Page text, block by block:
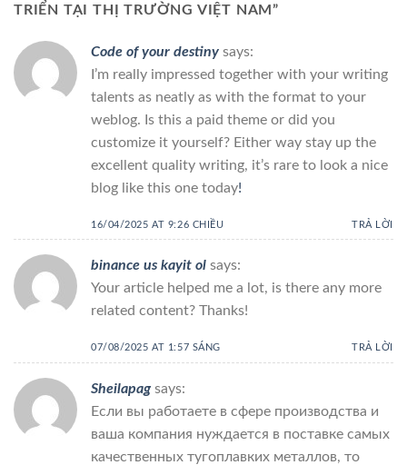
TRIỂN TẠI THỊ TRƯỜNG VIỆT NAM”
Code of your destiny says:
I’m really impressed together with your writing
talents as neatly as with the format to your
weblog. Is this a paid theme or did you
customize it yourself? Either way stay up the
excellent quality writing, it’s rare to look a nice
blog like this one today!
16/04/2025 AT 9:26 CHIỀU TRẢ LỜI
binance us kayit ol says:
Your article helped me a lot, is there any more
related content? Thanks!
07/08/2025 AT 1:57 SÁNG TRẢ LỜI
Sheilapag says:
Если вы работаете в сфере производства и
ваша компания нуждается в поставке самых
качественных тугоплавких металлов, то